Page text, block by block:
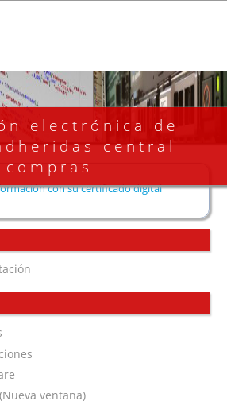
electrónica de
central
compras
con su certificado digital
ventana)